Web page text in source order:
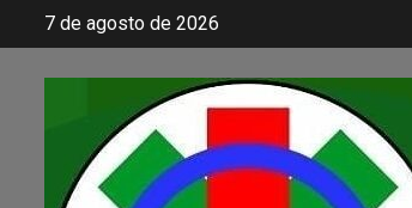
7 de agosto de 2026